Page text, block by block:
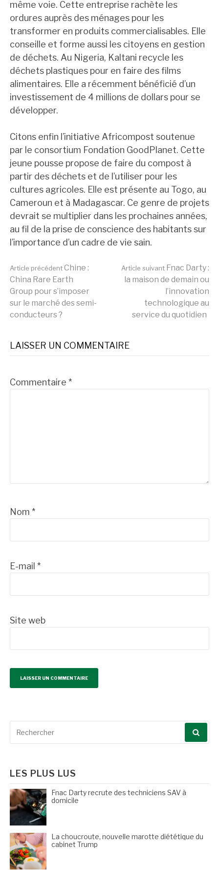
même voie. Cette entreprise rachète les
ordures auprès des ménages pour les
transformer en produits commercialisables. Elle
conseille et forme aussi les citoyens en gestion
de déchets. Au Nigeria, Kaltani recycle les
déchets plastiques pour en faire des films
alimentaires. Elle a récemment bénéficié d’un
investissement de 4 millions de dollars pour se
développer.
Citons enfin l’initiative Africompost soutenue
par le consortium Fondation GoodPlanet. Cette
jeune pousse propose de faire du compost à
partir des déchets et de l’utiliser pour les
cultures agricoles. Elle est présente au Togo, au
Cameroun et à Madagascar. Ce genre de projets
devrait se multiplier dans les prochaines années,
au fil de la prise de conscience des habitants sur
l’importance d’un cadre de vie sain.
Lire
la
suite
Article précédentChine :
China Rare Earth
Group pour s’imposer
sur le marché des semi-
conducteurs ?
Article suivant Fnac Darty :
la maison de demain ou
l’innovation
technologique au
service du quotidien
LAISSER UN COMMENTAIRE
Commentaire *
Nom *
E-mail *
Site web
LES PLUS LUS
Fnac Darty recrute des techniciens SAV à
domicile
La choucroute, nouvelle marotte diététique du
cabinet Trump